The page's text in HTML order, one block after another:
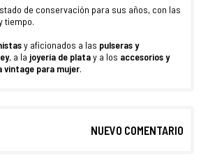
de conservación para sus años, con las
tiempo.
y aficionados a las pulseras y
, a la joyería de platay a los accesorios y
vintage para mujer.
NUEVO COMENTARIO